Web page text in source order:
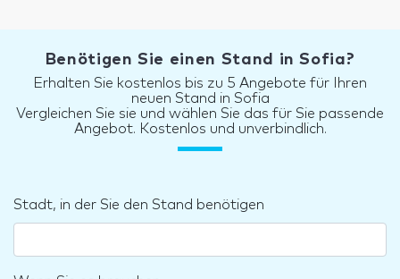
Benötigen Sie einen Stand in Sofia?
Erhalten Sie kostenlos bis zu 5 Angebote für Ihren
neuen Stand in Sofia
Vergleichen Sie sie und wählen Sie das für Sie passende
Angebot. Kostenlos und unverbindlich.
Stadt, in der Sie den Stand benötigen